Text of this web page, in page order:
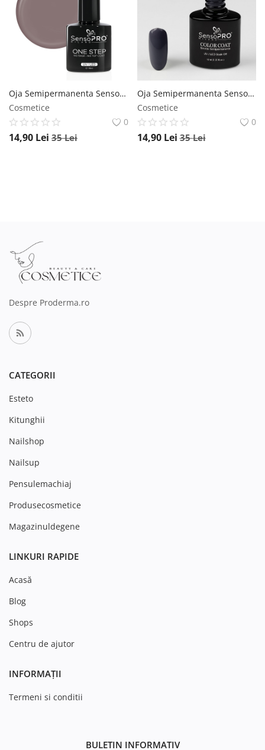
Oja Semipermanenta SensoPRO Milano One Step 10ml, Icy Grey #031 SensoPRO Milano
Cosmetice
0
14,90 Lei 35Lei
Oja Semipermanenta SensoPRO Milano 10ml - 119 Stormy Love SensoPRO Milano
Cosmetice
0
14,90 Lei 35Lei
Despre Proderma.ro
CATEGORII
Esteto
Kitunghii
Nailshop
Nailsup
Pensulemachiaj
Produsecosmetice
Magazinuldegene
LINKURI RAPIDE
Acasă
Blog
Shops
Centru de ajutor
INFORMAȚII
Termeni si conditii
BULETIN INFORMATIV